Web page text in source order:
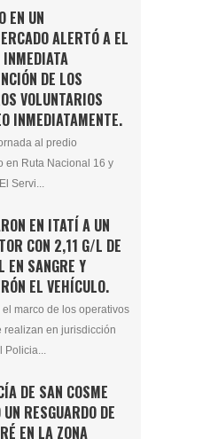
EN UN
ALERTÓ A EL
DE LOS
VOLUNTARIOS
INMEDIATAMENTE.
al predio
en Ruta Nacional 16 y
Servi...
EN ITATÍ A UN
CON 2,11 G/L DE
EN SANGRE Y
EL VEHÍCULO.
el marco de los operativos
realizan en jurisdicción
DE SAN COSME
RESGUARDO DE
EN LA ZONA